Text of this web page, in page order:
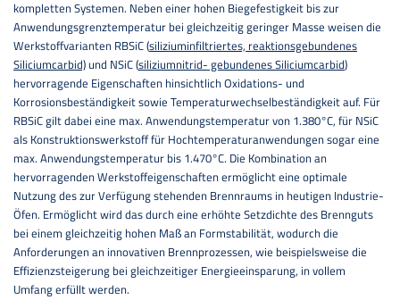
kompletten Systemen. Neben einer hohen Biegefestigkeit bis zur
Anwendungsgrenztemperatur bei gleichzeitig geringer Masse weisen die
Werkstoffvarianten RBSiC(siliziuminfiltriertes, reaktionsgebundenes
Siliciumcarbid)und NSiC(siliziumnitrid- gebundenes Siliciumcarbid)
hervorragende Eigenschaften hinsichtlich Oxidations- und
Korrosionsbeständigkeit sowie Temperaturwechselbeständigkeit auf. Für
RBSiC gilt dabei eine max. Anwendungstemperatur von 1.380°C, für NSiC
als Konstruktionswerkstoff für Hochtemperaturanwendungen sogar eine
max. Anwendungstemperatur bis 1.470°C. Die Kombination an
hervorragenden Werkstoffeigenschaften ermöglicht eine optimale
Nutzung des zur Verfügung stehenden Brennraums in heutigen Industrie-
Öfen. Ermöglicht wird das durch eine erhöhte Setzdichte des Brennguts
bei einem gleichzeitig hohen Maß an Formstabilität, wodurch die
Anforderungen an innovativen Brennprozessen, wie beispielsweise die
Effizienzsteigerung bei gleichzeitiger Energieeinsparung, in vollem
Umfang erfüllt werden.